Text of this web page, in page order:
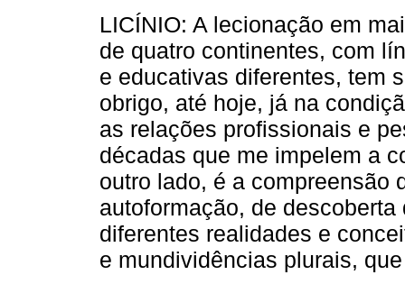
LICÍNIO: A lecionação em
de quatro continentes, com
e educativas diferentes, tem
obrigo, até hoje, já na
as relações profissionais e
décadas que me impelem a
outro lado, é a compreensão
autoformação, de
diferentes realidades e
e mundividências plurais,